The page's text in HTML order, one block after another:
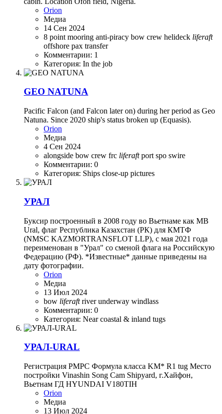
Orion
Медиа
14 Сен 2024
8 point mooring anti-piracy bow crew helideck liferaft
offshore pax transfer
Комментарии: 1
Категория: In the job
GEO NATUNA
Pacific Falcon (and Falcon later on) during her period as Geo
Natuna. Since 2020 ship's status broken up (Equasis).
Orion
Медиа
4 Сен 2024
alongside bow crew frc liferaft port spo swire
Комментарии: 0
Категория: Ships close-up pictures
УРАЛ
Буксир построенный в 2008 году во Вьетнаме как MB
Ural, флаг Республика Казахстан (РК) для КМТФ
(NMSC KAZMORTRANSFLOT LLP), с мая 2021 года
переименован в "Урал" со сменой флага на Российскую
Федерацию (РФ). *Известные* данные приведены на
дату фотографии.
Orion
Медиа
13 Июл 2024
bow liferaft riverunderway windlass
Комментарии: 0
Категория: Near coastal & inland tugs
УРАЛ-URAL
Регистрация РМРС Формула класса KM* R1 tug Место
постройки Vinashin Song Cam Shipyard, г.Хайфон,
Вьетнам ГД HYUNDAI V180TIH
Orion
Медиа
13 Июл 2024